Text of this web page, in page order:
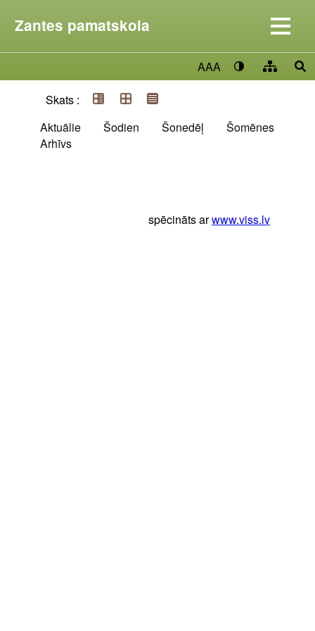
Zantes pamatskola
AAA
Skats :
Aktuālie
Šodien Šonedēļ
Šomēnes
Arhīvs
spēcināts arwww.viss.lv